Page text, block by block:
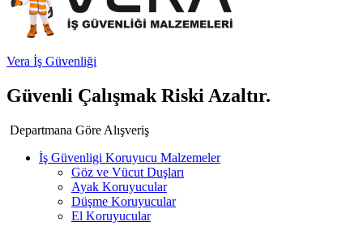
Vera İş Güvenliği
Güvenli Çalışmak Riski Azaltır.
Departmana Göre Alışveriş
İş Güvenligi Koruyucu Malzemeler
Göz ve Vücut Duşları
Ayak Koruyucular
Düşme Koruyucular
El Koruyucular